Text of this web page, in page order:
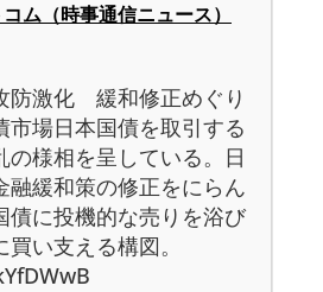
ム（時事通信ニュース）
防激化 緩和修正めぐり
場日本国債を取引する
の様相を呈している。日
融緩和策の修正をにらん
債に投機的な売りを浴び
い支える構図。